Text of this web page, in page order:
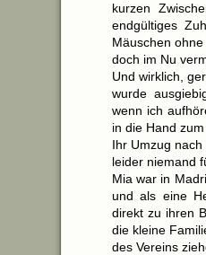
kurzen
endgültiges
Mäuschen
doch im Nu
Und wirklich,
wurde
wenn ich
in die Hand
Ihr Umzug
leider niemand
Mia war in
und als eine
direkt zu ihren
die kleine
des Vereins